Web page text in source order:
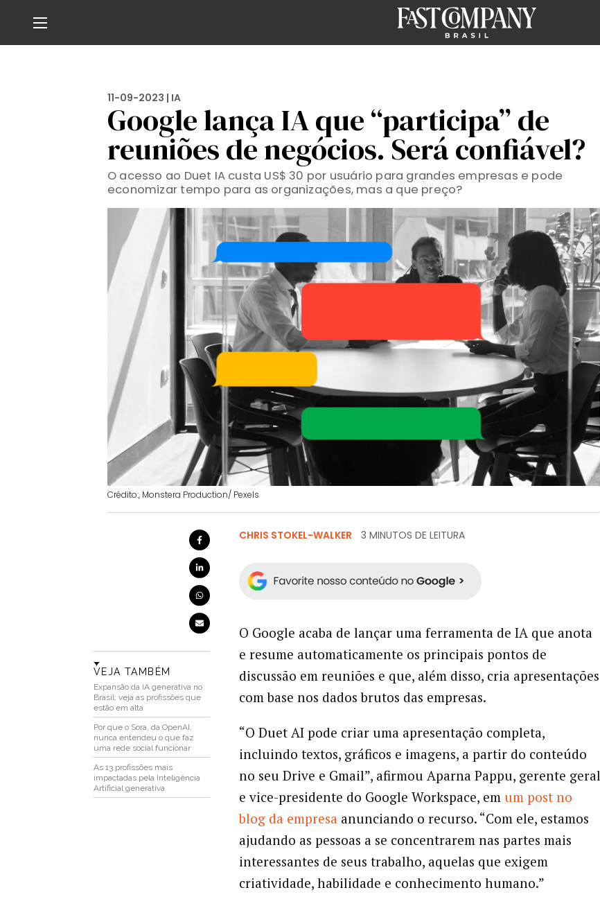
11-09-2023 | IA
Google lança IA que “participa” de
reuniões de negócios. Será confiável?
O acesso ao Duet IA custa US$ 30 por usuário para grandes empresas e pode
economizar tempo para as organizações, mas a que preço?
Crédito:, Monstera Production/ Pexels
VEJA TAMBÉM
Expansão da IA generativa no
Brasil: veja as profissões que
estão em alta
Por que o Sora, da OpenAI,
nunca entendeu o que faz
uma rede social funcionar
As 13 profissões mais
impactadas pela Inteligência
Artificial generativa
CHRIS STOKEL-WALKER 3 MINUTOS DE LEITURA
O Google acaba de lançar uma ferramenta de IA que anota
e resume automaticamente os principais pontos de
discussão em reuniões e que, além disso, cria apresentações
com base nos dados brutos das empresas.
“O Duet AI pode criar uma apresentação completa,
incluindo textos, gráficos e imagens, a partir do conteúdo
no seu Drive e Gmail”, afirmou Aparna Pappu, gerente geral
e vice-presidente do Google Workspace, em um post no
blog da empresa anunciando o recurso. “Com ele, estamos
ajudando as pessoas a se concentrarem nas partes mais
interessantes de seus trabalho, aquelas que exigem
criatividade, habilidade e conhecimento humano.”